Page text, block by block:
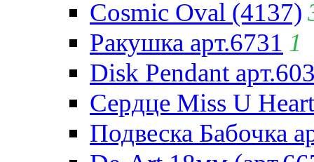
Cosmic Oval (4137)
Ракушка арт.6731 1
Disk Pendant
Сердце Miss U
Подвеска Бабочка